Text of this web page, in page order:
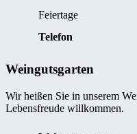
Feiertage
Telefon
Weingutsgarten
Wir heißen Sie in unserem
Lebensfreude willkommen.